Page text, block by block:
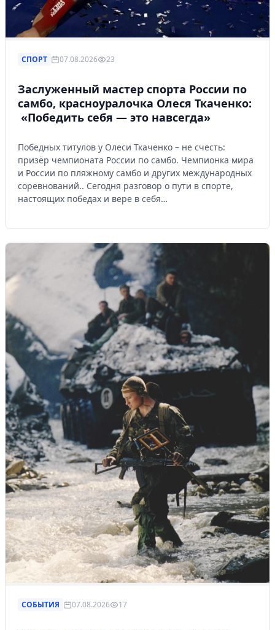
СПОРТ 07.08.2026 23
Заслуженный мастер спорта России по
самбо, красноуралочка Олеся Ткаченко:
«Победить себя — это навсегда»
Победных титулов у Олеси Ткаченко – не счесть:
призёр чемпионата России по самбо. Чемпионка мира
и России по пляжному самбо и других международных
соревнований.. Сегодня разговор о пути в спорте,
настоящих победах и вере в себя…
СОБЫТИЯ 07.08.2026 17